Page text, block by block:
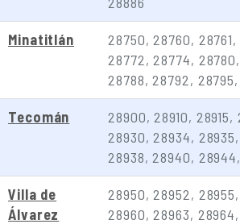
Minatitlán
28750, 28760,
28772, 28774,
28788, 28792,
Tecomán
28900, 28910,
28930, 28934,
28938, 28940,
Villa de
Álvarez
28950, 28952,
28960, 28963,